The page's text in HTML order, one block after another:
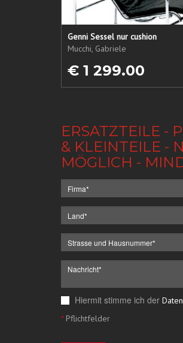
Genni Sessel nur cushion
Mucchi, Gabriele
€ 1 299.00
ERSATZTEILE -
& KLEINTEILE -
MÖGLICH -
Hiermit stimme ich der
*Pflichtfelder